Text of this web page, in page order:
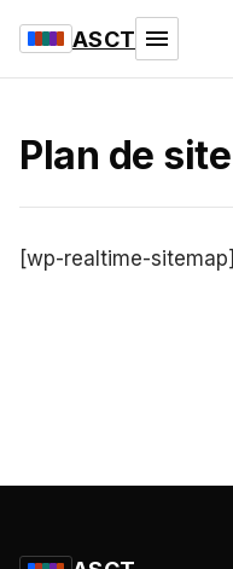
ASCT
Plan de site
[wp-realtime-sitemap]